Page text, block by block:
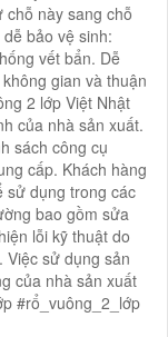
này sang chỗ
bảo vệ sinh:
vết bẩn. Dễ
gian và thuận
2 lớp Việt Nhật
của nhà sản xuất.
sách công cụ
cấp. Khách hàng
sử dụng trong các
bao gồm sửa
lỗi kỹ thuật do
Việc sử dụng sản
của nhà sản xuất
#rổ_vuông_2_lớp